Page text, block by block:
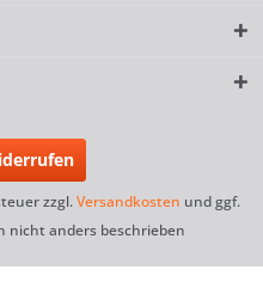
zzgl.Versandkosten und ggf.
nicht anders beschrieben